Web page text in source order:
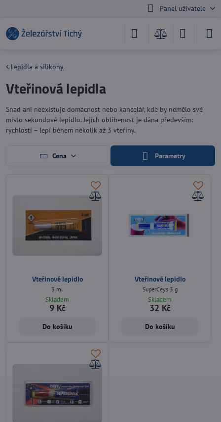
Panel uživatele
Lepidla a silikony
Vteřinová lepidla
Snad ani neexistuje domácnost nebo kancelář, kde by nemělo své
místo sekundové lepidlo. Jejich oblíbenost je dána především:
rychlostí – lepí během několik až 3 vteřiny.
Cena Parametry
Vteřinové lepidlo
3 ml
Skladem
9 Kč
Do košíku
Vteřinové lepidlo
SuperCeys 3 g
Skladem
32 Kč
Do košíku